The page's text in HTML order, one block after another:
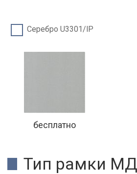
Серебро U3301/lP
бесплатно
Тип рамки